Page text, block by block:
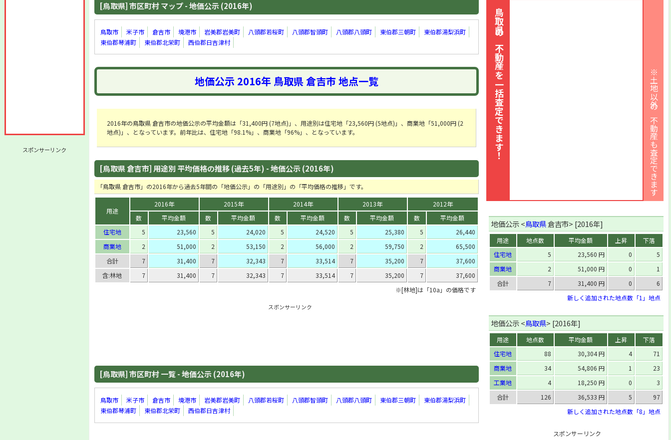
スポンサーリンク
[鳥取県] 市区町村 マップ - 地価公示 (2016年)
鳥取市 米子市 倉吉市 境港市 岩美郡岩美町 八頭郡若桜町 八頭郡智頭町 八頭郡八頭町 東伯郡三朝町
東伯郡湯梨浜町
東伯郡琴浦町
東伯郡北栄町 西伯郡日吉津村
地価公示 2016年 鳥取県 倉吉市 地点一覧
2016年の鳥取県 倉吉市の地価公示の平均金額は「31,400円 (7地点)」、用途別は住宅地「23,560円 (5地点)」、商業地「51,000円 (2
地点)」、となっています。前年比は、住宅地「98.1%」、商業地「96%」、となっています。
[鳥取県 倉吉市] 用途別 平均価格の推移 (過去5年) - 地価公示 (2016年)
「鳥取県 倉吉市」の2016年から過去5年間の「地価公示」の「用途別」の「平均価格の推移」です。
用途
2016年 2015年 2014年 2013年
2012年
数
平均金額 数 平均金額 数 平均金額 数 平均金額 数
平均金額
住宅地
5 23,560 5 24,020 5 24,520 5 25,380 5
26,440
商業地
2 51,000 2 53,150 2 56,000 2 59,750 2
65,500
合計
7 31,400 7 32,343 7 33,514 7 35,200 7
37,600
含:林地
7 31,400 7 32,343 7 33,514 7 35,200 7
37,600
※[林地]は「10a」の価格です
スポンサーリンク
[鳥取県] 市区町村 一覧 - 地価公示 (2016年)
鳥取市 米子市 倉吉市 境港市 岩美郡岩美町 八頭郡若桜町 八頭郡智頭町 八頭郡八頭町 東伯郡三朝町
東伯郡湯梨浜町
東伯郡琴浦町
東伯郡北栄町 西伯郡日吉津村
鳥取県の不動産を一括査定できます！ ※土地以外の不動産も査定できます
地価公示 <鳥取県倉吉市> [2016年]
用途 地点数 平均金額 上昇
下落
住宅地
5 23,560 円 0
5
商業地
2 51,000 円 0
1
合計
7 31,400 円 0
6
新しく追加された地点数「1」地点
地価公示 <鳥取県> [2016年]
用途 地点数 平均金額 上昇
下落
住宅地
88 30,304 円 4
71
商業地
34 54,806 円 1
23
工業地
4 18,250 円 0
3
合計
126 36,533 円 5
97
新しく追加された地点数「8」地点
スポンサーリンク